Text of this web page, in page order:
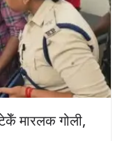
मारलक गोली,